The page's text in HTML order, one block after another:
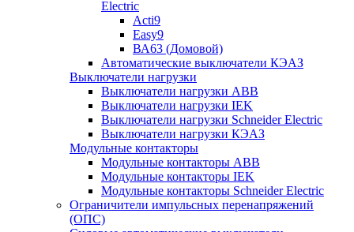
Electric
Acti9
Easy9
ВА63 (Домовой)
Автоматические выключатели КЭАЗ
Выключатели нагрузки
Выключатели нагрузки ABB
Выключатели нагрузки IEK
Выключатели нагрузки Schneider Electric
Выключатели нагрузки КЭАЗ
Модульные контакторы
Модульные контакторы ABB
Модульные контакторы IEK
Модульные контакторы Schneider Electric
Ограничители импульсных перенапряжений
(ОПС)